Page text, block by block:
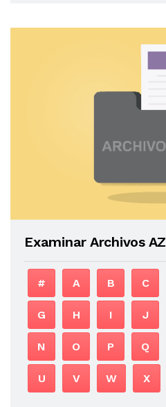
Examinar Archivos AZ
# A B C
G H I J
N O P Q
U V W X